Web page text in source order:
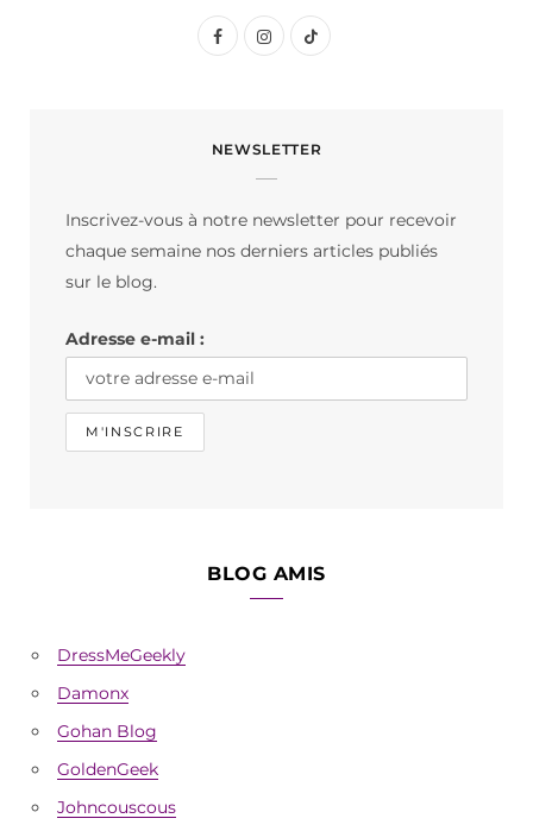
F
e
I
t
m
T
T
NEWSLETTER
Inscrivez-vous à notre newsletter pour recevoir
chaque semaine nos derniers articles publiés
sur le blog.
Adresse e-mail :
BLOG AMIS
DressMeGeekly
Damonx
Gohan Blog
GoldenGeek
Johncouscous